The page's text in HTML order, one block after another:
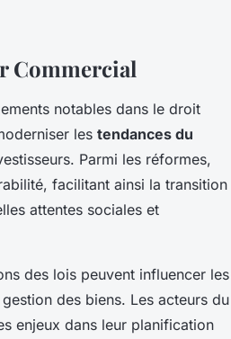
Commercial
notables dans le droit
les tendances du
Parmi les réformes,
facilitant ainsi la transition
attentes sociales et
des lois peuvent influencer les
des biens. Les acteurs du
enjeux dans leur planification